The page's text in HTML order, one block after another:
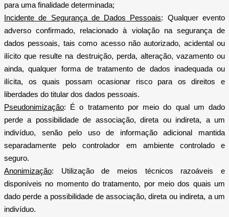
para uma finalidade determinada;
Incidente de Segurança de Dados Pessoais: Qualquer evento
adverso confirmado, relacionado à violação na segurança de
dados pessoais, tais como acesso não autorizado, acidental ou
ilícito que resulte na destruição, perda, alteração, vazamento ou
ainda, qualquer forma de tratamento de dados inadequada ou
ilícita, os quais possam ocasionar risco para os direitos e
liberdades do titular dos dados pessoais.
Pseudonimização: É o tratamento por meio do qual um dado
perde a possibilidade de associação, direta ou indireta, a um
indivíduo, senão pelo uso de informação adicional mantida
separadamente pelo controlador em ambiente controlado e
seguro.
Anonimização: Utilização de meios técnicos razoáveis e
disponíveis no momento do tratamento, por meio dos quais um
dado perde a possibilidade de associação, direta ou indireta, a um
indivíduo.